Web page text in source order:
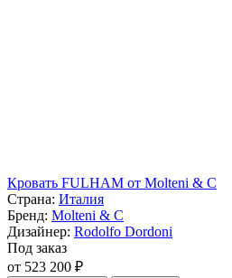
Кровать FULHAM от Molteni & C
Страна: Италия
Бренд: Molteni & C
Дизайнер: Rodolfo Dordoni
Под заказ
от 523 200 ₽